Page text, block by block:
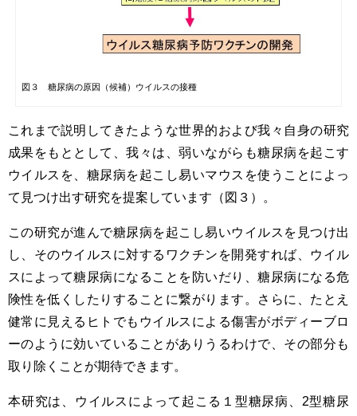
図３ 糖尿病の原因（候補）ウイルスの接種
これまで説明してきたような世界的および我々自身の研究
成果をもととして、我々は、弱いながらも糖尿病を起こす
ウイルスを、糖尿病を起こし易いマウスを使うことによっ
て見つけ出す研究を提案しています（図３）。
この研究が進んで糖尿病を起こし易いウイルスを見つけ出
し、そのウイルスに対するワクチンを開発すれば、ウイル
スによって糖尿病になることを防いだり、糖尿病になる危
険性を低くしたりすることに繋がります。さらに、たとえ
健常に見えるヒトでもウイルスによる傷害がボディーブロ
ーのように効いていることがありうるわけで、その部分も
取り除くことが期待できます。
本研究は、ウイルスによって起こる１型糖尿病、2型糖尿